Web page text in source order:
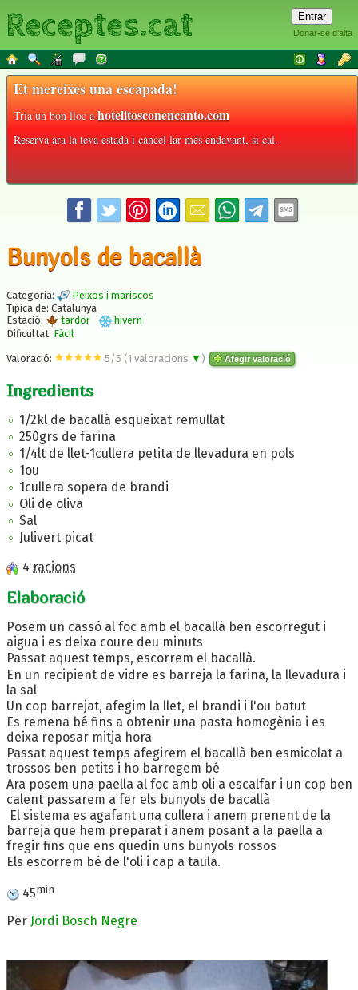
Donar-se d'alta
Receptes.cat
Et mereixes una escapada!
Tria un bon lloc ahotelitosconencanto.com
Reserva ara la teva estada i cancel·lar més endavant, si cal.
Bunyols de bacallà
Categoria:
Peixos i mariscos
Típica de: Catalunya
Estació:
tardor
hivern
Dificultat: Fàcil
Valoració: 5 /5 (1 valoracions ▼ ) Afegir valoració
Ingredients
1/2kl de bacallà esqueixat remullat
250grs de farina
1/4lt de llet-1cullera petita de llevadura en pols
1ou
1cullera sopera de brandi
Oli de oliva
Sal
Julivert picat
4 racions
Elaboració
Posem un cassó al foc amb el bacallà ben escorregut i
aigua i es deixa coure deu minuts
Passat aquest temps, escorrem el bacallà.
En un recipient de vidre es barreja la farina, la llevadura i
la sal
Un cop barrejat, afegim la llet, el brandi i l'ou batut
Es remena bé fins a obtenir una pasta homogènia i es
deixa reposar mitja hora
Passat aquest temps afegirem el bacallà ben esmicolat a
trossos ben petits i ho barregem bé
Ara posem una paella al foc amb oli a escalfar i un cop ben
calent passarem a fer els bunyols de bacallà
El sistema es agafant una cullera i anem prenent de la
barreja que hem preparat i anem posant a la paella a
fregir fins que ens quedin uns bunyols rossos
Els escorrem bé de l'oli i cap a taula.
45min
Per Jordi Bosch Negre